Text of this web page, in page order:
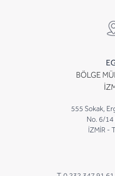
BÖLGE
555 Sokak,
No. 6/14
İZMİR -